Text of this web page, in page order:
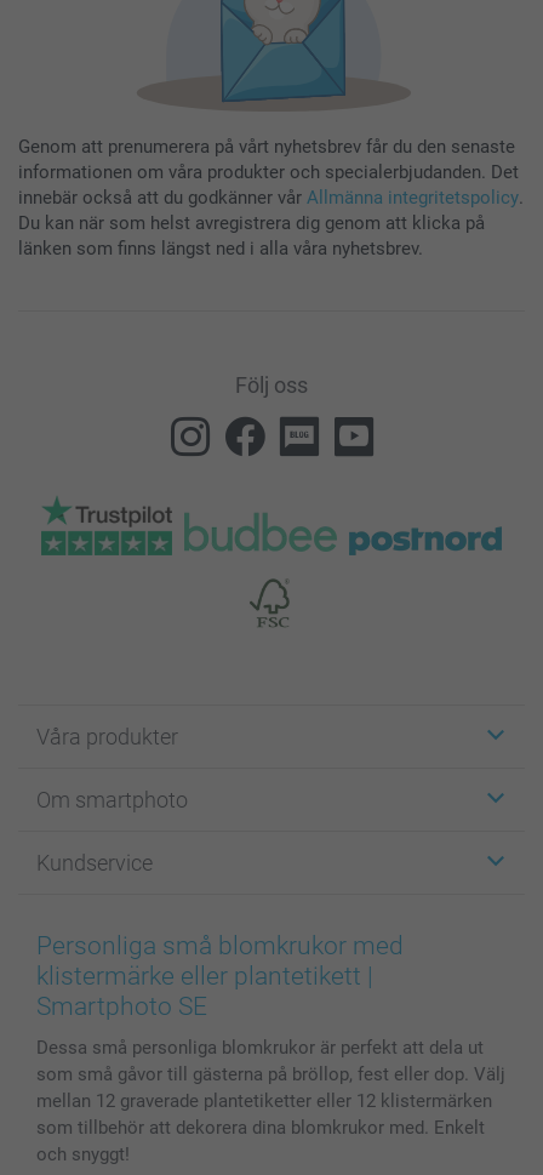
Genom att prenumerera på vårt nyhetsbrev får du den senaste
informationen om våra produkter och specialerbjudanden. Det
innebär också att du godkänner vår Allmänna integritetspolicy.
Du kan när som helst avregistrera dig genom att klicka på
länken som finns längst ned i alla våra nyhetsbrev.
Följ oss
Våra produkter
Fotokort
Fotoböcker
Bilder, Fotoförstoring & Fotohäften
Skal till Mobil & Surfplatta
MyNameBook
Fotoramar & Tillbehör
Presentkort
Alla fotoprodukter
Om smartphoto
För affiliates
Cookie Policy
Sitemap
Villkor och garantier
Kundservice
smartgaranti
smartbonus
Priser & betalning
Personliga små blomkrukor med
klistermärke eller plantetikett |
Smartphoto SE
Dessa små personliga blomkrukor är perfekt att dela ut
som små gåvor till gästerna på bröllop, fest eller dop. Välj
mellan 12 graverade plantetiketter eller 12 klistermärken
som tillbehör att dekorera dina blomkrukor med. Enkelt
och snyggt!